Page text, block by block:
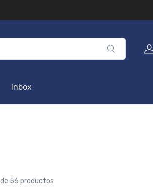
Inbox
de 56 productos